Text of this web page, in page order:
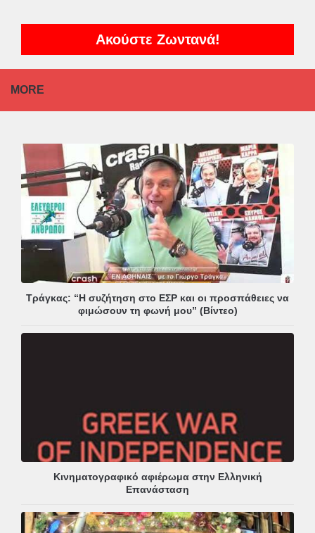
Ακούστε Ζωντανά!
MORE
Τράγκας: “Η συζήτηση στο ΕΣΡ και οι προσπάθειες να
φιμώσουν τη φωνή μου” (Βίντεο)
Κινηματογραφικό αφιέρωμα στην Ελληνική
Επανάσταση